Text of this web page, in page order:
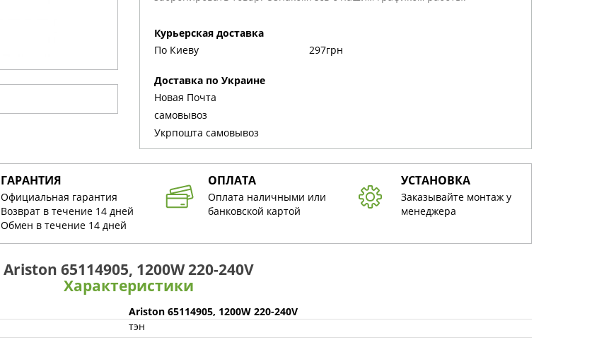
Курьерская доставка
По Киеву
297грн
Доставка по Украине
Новая Почта
cамовывоз
Укрпошта cамовывоз
ГАРАНТИЯ
Официальная гарантия
Возврат в течение 14 дней
Обмен в течение 14 дней
ОПЛАТА
Оплата наличными или
банковской картой
УСТАНОВКА
Заказывайте монтаж у
менеджера
Ariston 65114905, 1200W 220-240V
Характеристики
Ariston 65114905, 1200W 220-240V
тэн